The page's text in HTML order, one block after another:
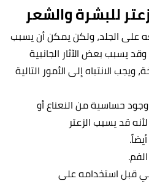
للبشرة والشعر
على الجلد، ولكن يمكن أن يسبب
وقد يسبب بعض الآثار الجانبية
الانتباه إلى الأمور التالية
حساسية من النعناع أو
قد يسبب الزعتر
قبل استخدامه على